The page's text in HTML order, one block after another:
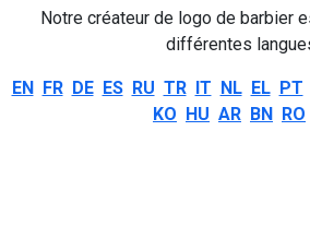
Notre créateur de logo de barbier
différentes
EN FR DE ES RU TR IT NL EL PT
KO HU AR BN RO